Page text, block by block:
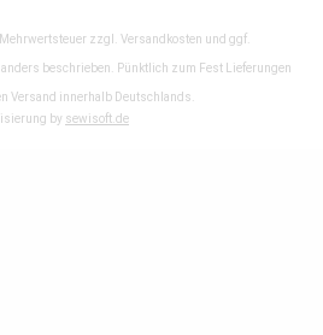
zzgl. Versandkosten und ggf.
beschrieben. Pünktlich zum Fest Lieferungen
Versand innerhalb Deutschlands.
by sewisoft.de